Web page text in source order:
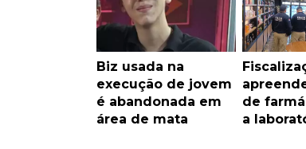
Biz usada na
execução de jovem
é abandonada em
área de mata
de
a